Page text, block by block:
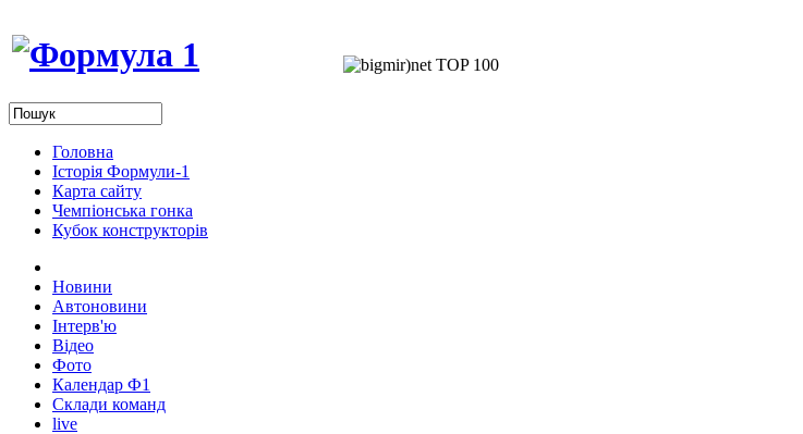
Головна
Історія Формули-1
Карта сайту
Чемпіонська гонка
Кубок конструкторів
Новини
Автоновини
Інтерв'ю
Відео
Фото
Календар Ф1
Склади команд
live